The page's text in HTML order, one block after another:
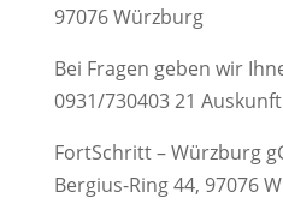
97076 Würzburg
Bei Fragen geben wir
0931/730403 21
FortSchritt – Würzburg
Bergius-Ring 44, 97076